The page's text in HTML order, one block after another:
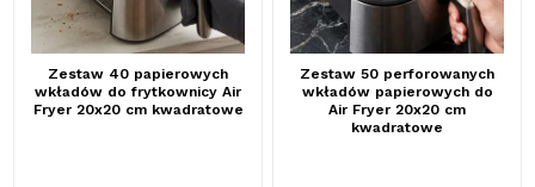
Zestaw 40 papierowych
wkładów do frytkownicy Air
Fryer 20x20 cm kwadratowe
Zestaw 50 perforowanych
wkładów papierowych do
Air Fryer 20x20 cm
kwadratowe